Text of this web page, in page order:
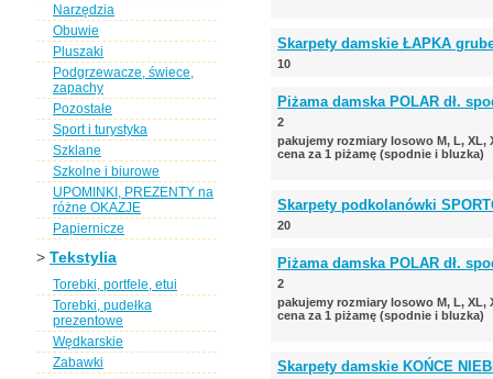
Narzędzia
Obuwie
Pluszaki
Podgrzewacze, świece,
zapachy
Pozostałe
Sport i turystyka
Szklane
Szkolne i biurowe
UPOMINKI, PREZENTY na
różne OKAZJE
Papiernicze
> Tekstylia
Torebki, portfele, etui
Torebki, pudełka
prezentowe
Wędkarskie
Zabawki
Skarpety damskie ŁAPKA
10
Piżama damska POLAR dł.
2
pakujemy rozmiary losowo M, L, XL,
cena za 1 piżamę (spodnie i bluzka)
Skarpety podkolanówki
20
Piżama damska POLAR dł.
2
pakujemy rozmiary losowo M, L, XL,
cena za 1 piżamę (spodnie i bluzka)
Skarpety damskie KOŃCE